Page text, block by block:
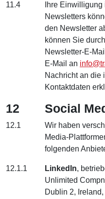
11.4
Ihre
Newsletters
den Newsletter
können Sie
Newsletter-E-
E-Mail an
Nachricht an die
Kontaktdaten
12 Social
12.1
Wir haben
Media-
folgenden
12.1.1 LinkedIn,
Unlimited
Dublin 2,